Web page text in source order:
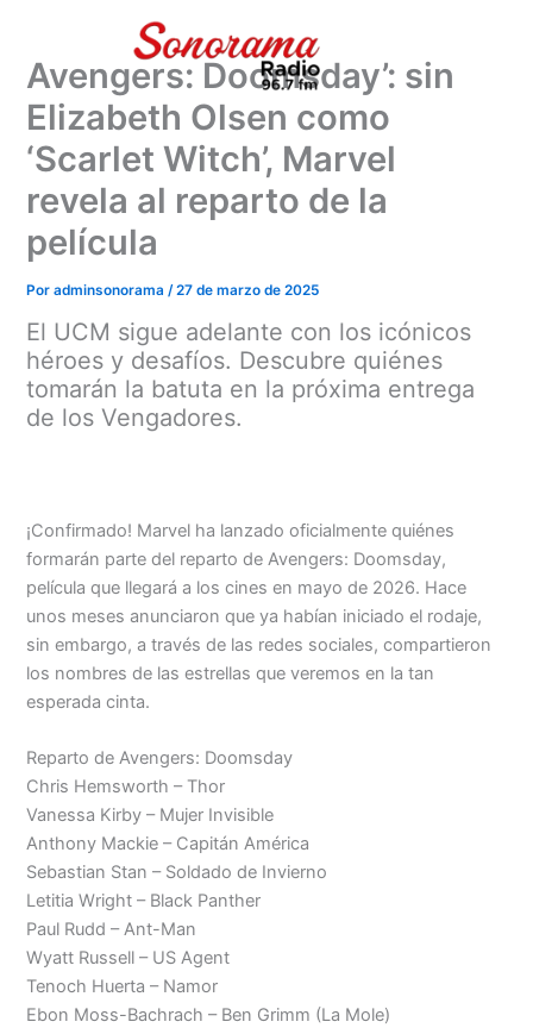
contenido
Menu
Avengers: Doomsday’: sin
Elizabeth Olsen como
‘Scarlet Witch’, Marvel
revela al reparto de la
película
Poradminsonorama/27 de marzo de 2025
El UCM sigue adelante con los icónicos
héroes y desafíos. Descubre quiénes
tomarán la batuta en la próxima entrega
de los Vengadores.
¡Confirmado! Marvel ha lanzado oficialmente quiénes
formarán parte del reparto de Avengers: Doomsday,
película que llegará a los cines en mayo de 2026. Hace
unos meses anunciaron que ya habían iniciado el rodaje,
sin embargo, a través de las redes sociales, compartieron
los nombres de las estrellas que veremos en la tan
esperada cinta.
Reparto de Avengers: Doomsday
Chris Hemsworth – Thor
Vanessa Kirby – Mujer Invisible
Anthony Mackie – Capitán América
Sebastian Stan – Soldado de Invierno
Letitia Wright – Black Panther
Paul Rudd – Ant-Man
Wyatt Russell – US Agent
Tenoch Huerta – Namor
Ebon Moss-Bachrach – Ben Grimm (La Mole)